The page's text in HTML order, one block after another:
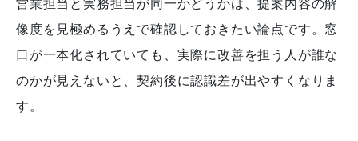
営業担当と実務担当が同一かどうかは、提案内容の解
像度を見極めるうえで確認しておきたい論点です。窓
口が一本化されていても、実際に改善を担う人が誰な
のかが見えないと、契約後に認識差が出やすくなりま
す。